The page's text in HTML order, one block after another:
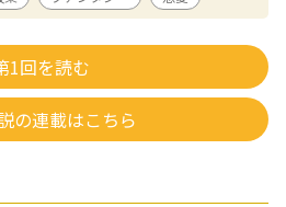
開く元公爵令嬢の、逃亡＆溺愛フ
の寵愛をうける」（シーモアコミック
い！」（ジャイブ）など。
1回を読む
の連載はこちら